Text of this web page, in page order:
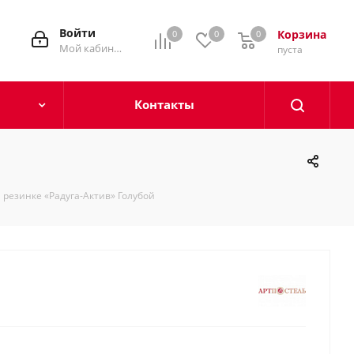
0 0 Корзина
0
пуста
0
Войти
Мой кабинет
Контакты
«Радуга-Актив» Голубой